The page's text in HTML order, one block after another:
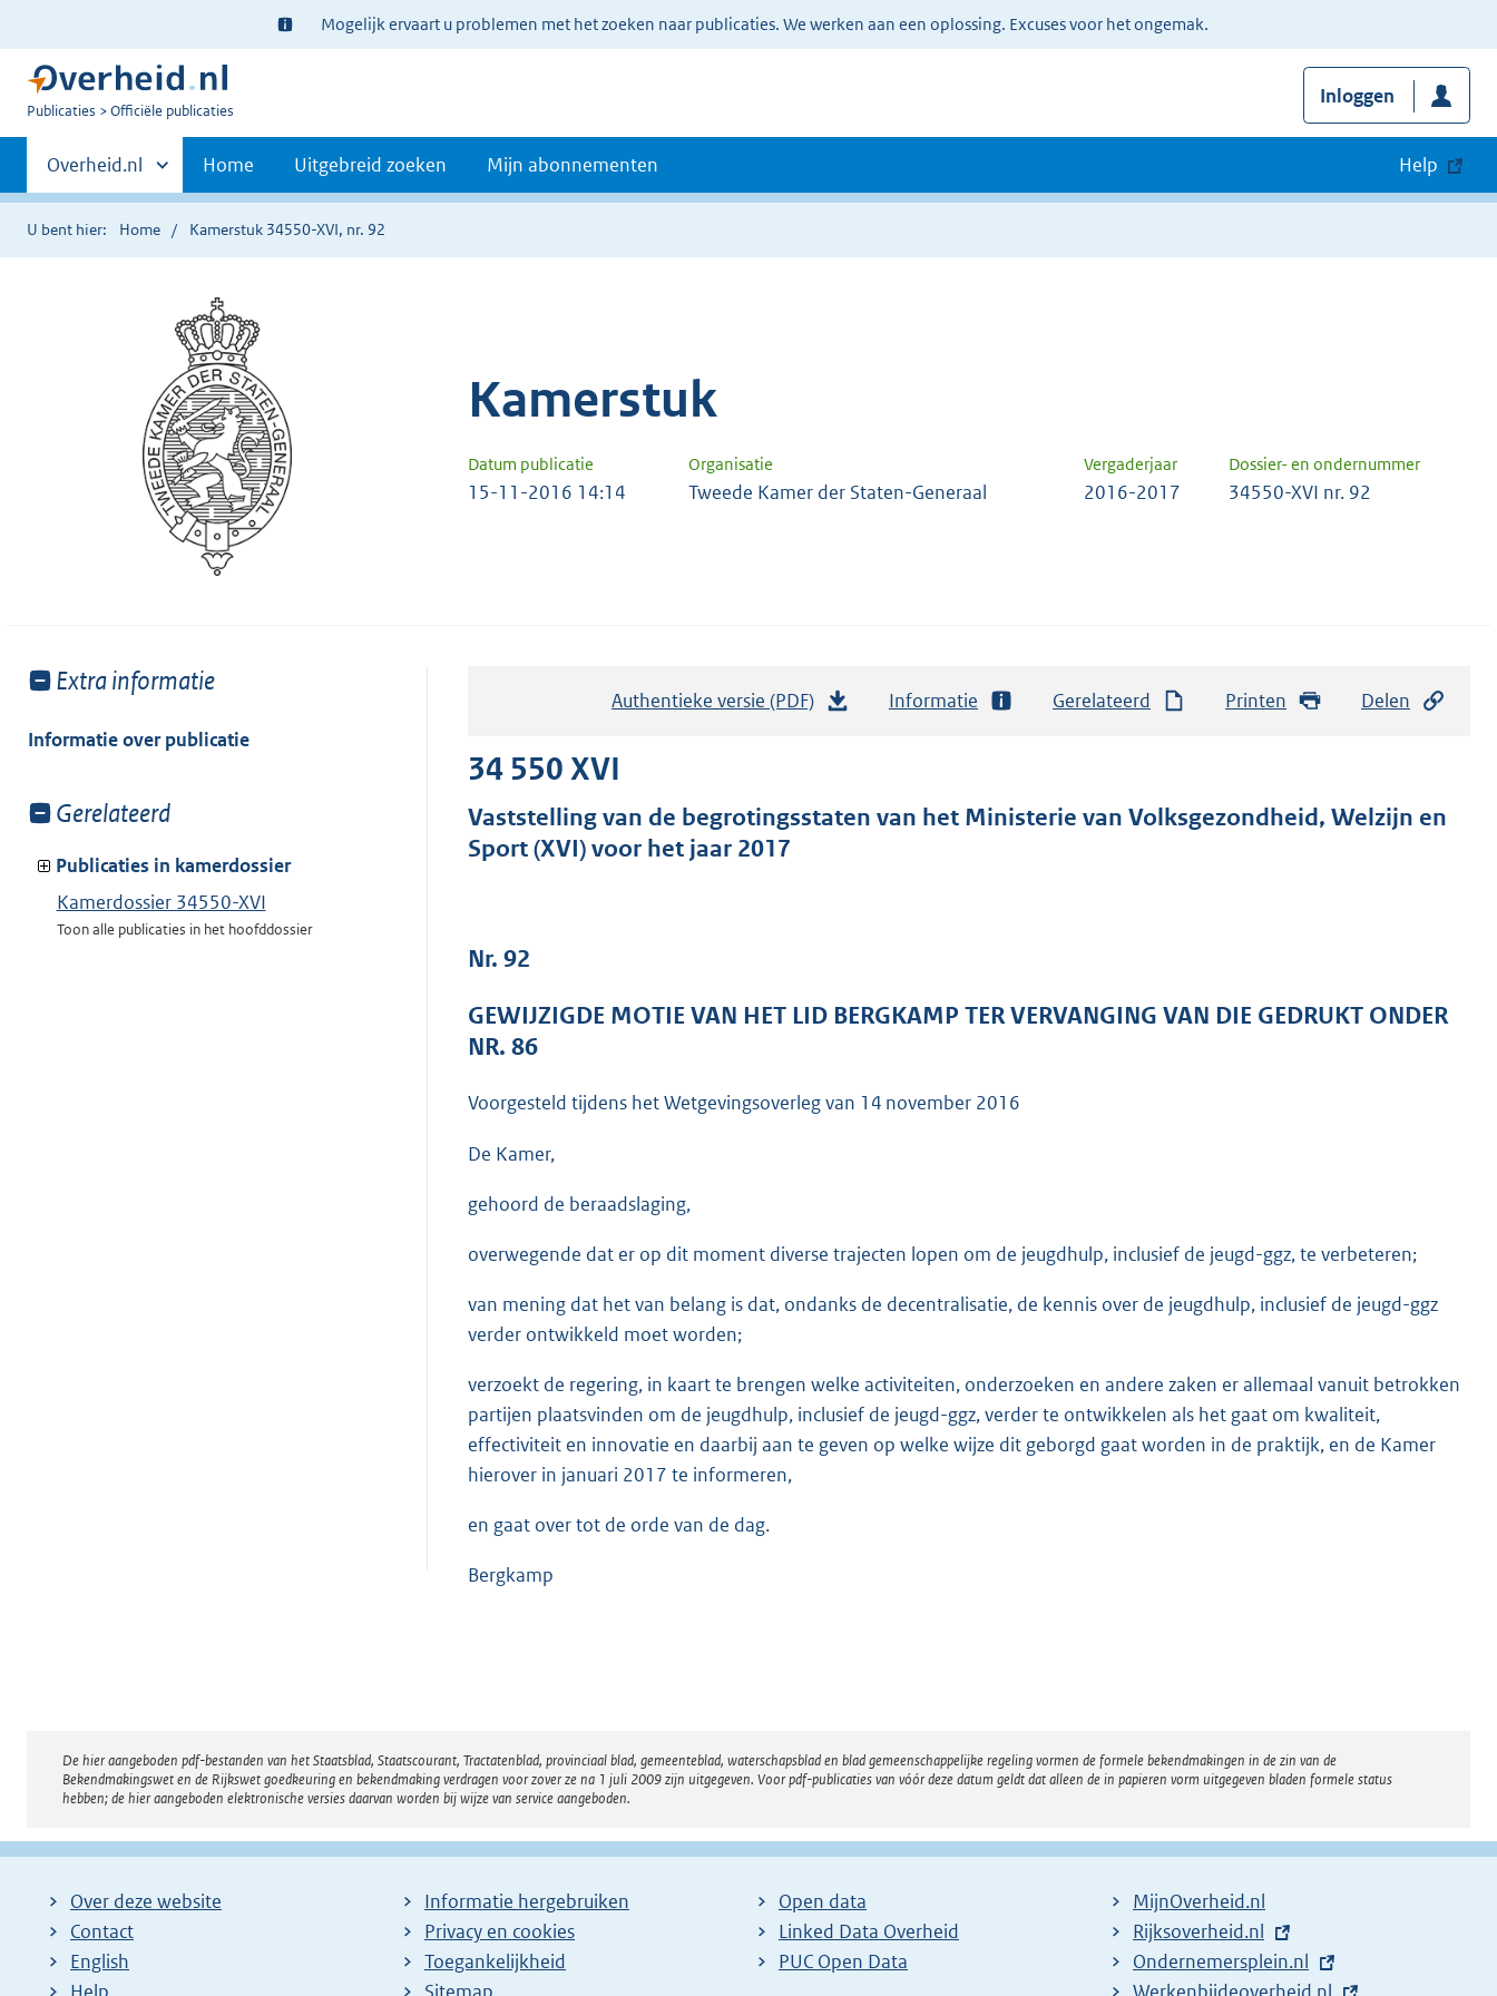
Ter
informatie:
Mogelijk ervaart u problemen met het zoeken naar publicaties. We werken aan een oplossing. Excuses voor het ongemak.
U
Publicaties Officiële publicaties
Inloggen
Primaire
navigatie
Andere
sites
binnen
Overheid.nl Home Uitgebreid zoeken Mijn abonnementen Help
U bent hier: Home Kamerstuk 34550-XVI, nr. 92
Kamerstuk
Datum publicatie Organisatie Vergaderjaar Dossier- en ondernummer
15-11-2016 14:14 Tweede Kamer der Staten-Generaal 2016-2017 34550-XVI nr. 92
Toon
van:
Extra informatie
Informatie over publicatie
Toon
van:
Gerelateerd
Publicaties in kamerdossier
Kamerdossier 34550-XVI
Toon alle publicaties in het hoofddossier
Authentieke versie (PDF)
a
o
o
e
Informatie Gerelateerd Printen Delen
34 550 XVI
Vaststelling van de begrotingsstaten van het Ministerie van Volksgezondheid, Welzijn en
Sport (XVI) voor het jaar 2017
Nr. 92
GEWIJZIGDE MOTIE VAN HET LID BERGKAMP TER VERVANGING VAN DIE GEDRUKT ONDER
NR. 86
Voorgesteld tijdens het Wetgevingsoverleg van 14 november 2016
De Kamer,
gehoord de beraadslaging,
overwegende dat er op dit moment diverse trajecten lopen om de jeugdhulp, inclusief de jeugd-ggz, te verbeteren;
van mening dat het van belang is dat, ondanks de decentralisatie, de kennis over de jeugdhulp, inclusief de jeugd-ggz
verder ontwikkeld moet worden;
verzoekt de regering, in kaart te brengen welke activiteiten, onderzoeken en andere zaken er allemaal vanuit betrokken
partijen plaatsvinden om de jeugdhulp, inclusief de jeugd-ggz, verder te ontwikkelen als het gaat om kwaliteit,
effectiviteit en innovatie en daarbij aan te geven op welke wijze dit geborgd gaat worden in de praktijk, en de Kamer
hierover in januari 2017 te informeren,
en gaat over tot de orde van de dag.
Bergkamp
Disclaimer
De hier aangeboden pdf-bestanden van het Staatsblad, Staatscourant, Tractatenblad, provinciaal blad, gemeenteblad, waterschapsblad en blad gemeenschappelijke regeling vormen de formele bekendmakingen in de zin van de
Bekendmakingswet en de Rijkswet goedkeuring en bekendmaking verdragen voor zover ze na 1 juli 2009 zijn uitgegeven. Voor pdf-publicaties van vóór deze datum geldt dat alleen de in papieren vorm uitgegeven bladen formele status
hebben; de hier aangeboden elektronische versies daarvan worden bij wijze van service aangeboden.
Over deze website
Contact
English
Help
Informatie hergebruiken
Privacy en cookies
Toegankelijkheid
Sitemap
Open data
Linked Data Overheid
PUC Open Data
MijnOverheid.nl
E
x
t
Rijksoverheid.nl
E
x
Ondernemersplein.nl
E
Werkenbijdeoverheid.nl